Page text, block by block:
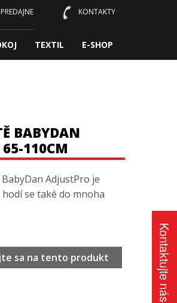
PREDAJNE KONTAKTY
TEXTIL E-SHOP
BABYDAN
65-110CM
AdjustPro je
se také do mnoha
sa na tento produkt Kontaktujte nás